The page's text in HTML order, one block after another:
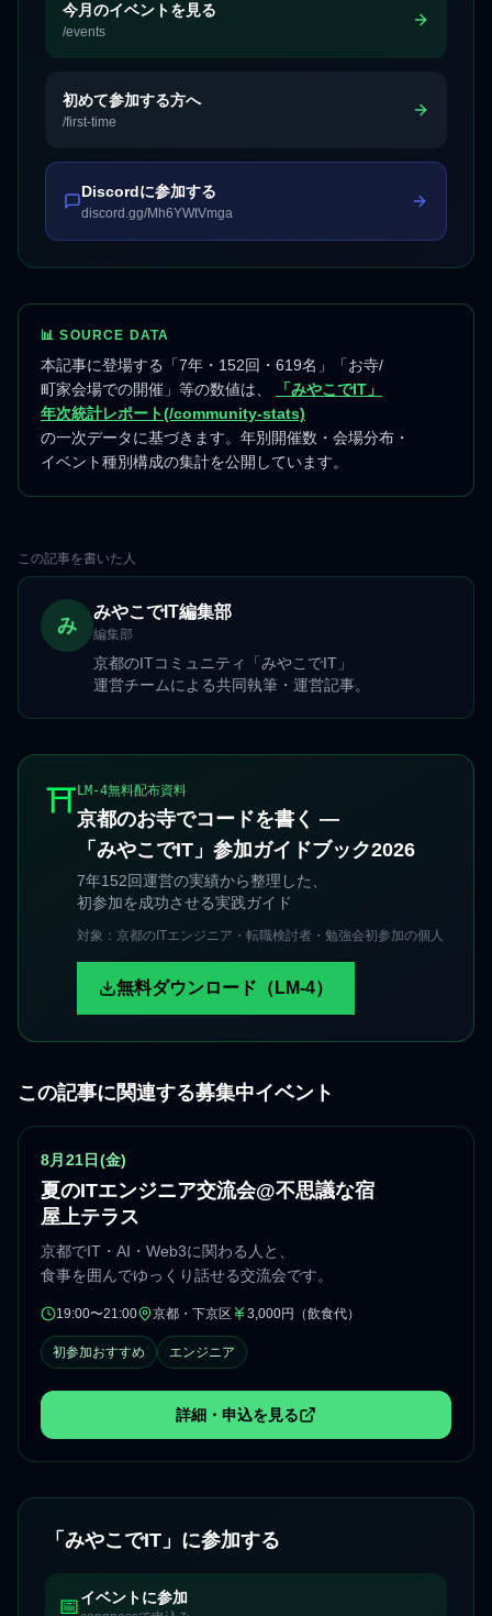
今月のイベントを見る
/events
初めて参加する方へ
/first-time
Discordに参加する
discord.gg/Mh6YWtVmga
📊 SOURCE DATA
本記事に登場する「7年・152回・619名」「お寺/
町家会場での開催」等の数値は、
「みやこでIT」
年次統計レポート(/community-stats)
の一次データに基づきます。年別開催数・会場分布・
イベント種別構成の集計を公開しています。
この記事を書いた人
み
みやこでIT編集部
編集部
京都のITコミュニティ「みやこでIT」
運営チームによる共同執筆・運営記事。
⛩️ LM-4無料配布資料
京都のお寺でコードを書く —
「みやこでIT」参加ガイドブック2026
7年152回運営の実績から整理した、
初参加を成功させる実践ガイド
対象：京都のITエンジニア・転職検討者・勉強会初参加の個人
無料ダウンロード（LM-4）
この記事に関連する募集中イベント
注目イベント
8月21日(金)
夏のITエンジニア交流会@不思議な宿
屋上テラス
京都でIT・AI・Web3に関わる人と、
食事を囲んでゆっくり話せる交流会です。
開催時間
19:00〜21:00開催エリア
京都・下京区参加費
3,000円（飲食代）
初参加おすすめ エンジニア
詳細・申込を見る
（新しいタブで開きます）
「みやこでIT」に参加する
📅イベントに参加